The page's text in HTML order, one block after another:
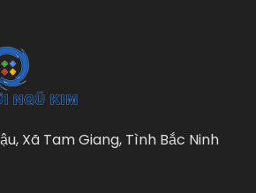
Xã Tam Giang, Tình Bắc Ninh